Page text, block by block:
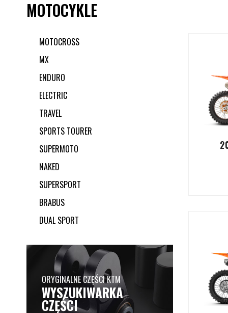
MOTOCYKLE
MOTOCROSS
MX
ENDURO
ELECTRIC
TRAVEL
SPORTS TOURER
SUPERMOTO
NAKED
SUPERSPORT
BRABUS
DUAL SPORT
ORYGINALNE CZĘŚCI KTM
WYSZUKIWARKA
CZĘŚCI